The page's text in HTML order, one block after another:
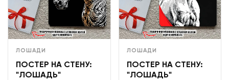
ЛОШАДИ
ПОСТЕР НА СТЕНУ:
"ЛОШАДЬ"
ЛОШАДИ
ПОСТЕР НА СТЕНУ:
"ЛОШАДЬ"